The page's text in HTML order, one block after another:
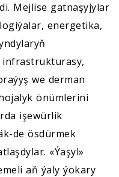
Mejlise gatnaşyjylar
energetika,
infrastrukturasy,
we derman
önümlerini
işewürlik
de ösdürmek
«Ýaşyl»
aň ýaly ýokary